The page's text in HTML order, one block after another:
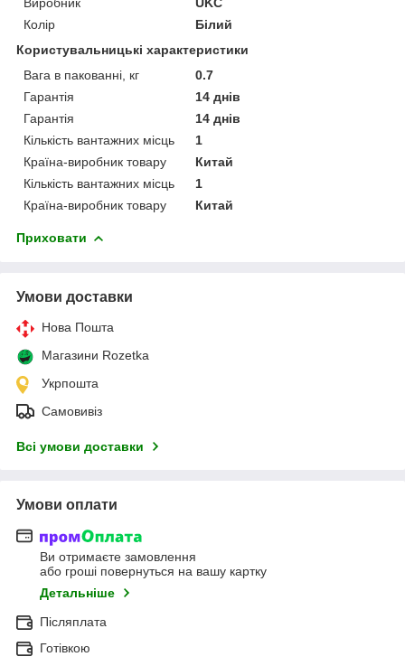
Колір
Білий
Користувальницькі характеристики
Вага в пакованні, кг
0.7
Гарантія
14 днів
Гарантія
14 днів
Кількість вантажних місць
1
Країна-виробник товару
Китай
Кількість вантажних місць
1
Країна-виробник товару
Китай
Приховати
Умови доставки
Нова Пошта
Магазини Rozetka
Укрпошта
Самовивіз
Всі умови доставки
Умови оплати
Ви отримаєте замовлення
або гроші повернуться на вашу картку
Детальніше
Післяплата
Готівкою